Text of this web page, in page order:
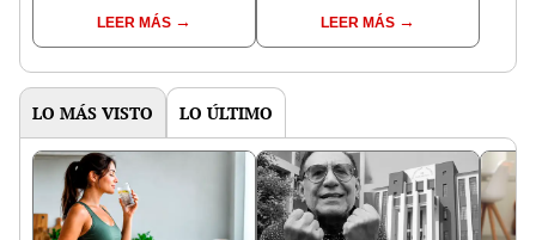
"Mi amor nació por la
gastronomía"
LEER MÁS
llegar a cobrar por 1.000
vistas
LEER MÁS
LO MÁS VISTO LO ÚLTIMO